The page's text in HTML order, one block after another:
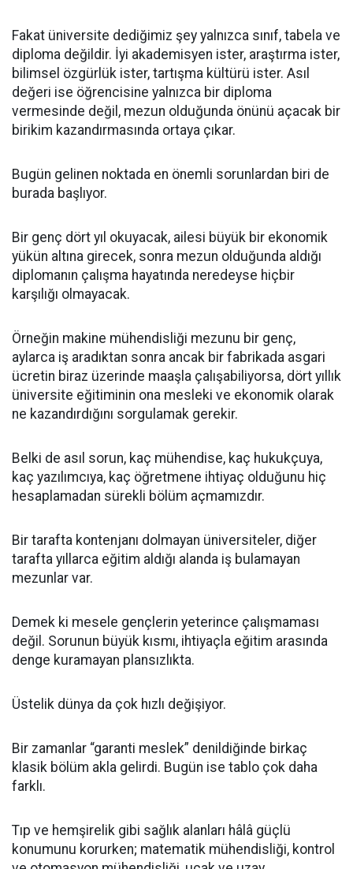
Fakat üniversite dediğimiz şey yalnızca sınıf, tabela ve
diploma değildir. İyi akademisyen ister, araştırma ister,
bilimsel özgürlük ister, tartışma kültürü ister. Asıl
değeri ise öğrencisine yalnızca bir diploma
vermesinde değil, mezun olduğunda önünü açacak bir
birikim kazandırmasında ortaya çıkar.
Bugün gelinen noktada en önemli sorunlardan biri de
burada başlıyor.
Bir genç dört yıl okuyacak, ailesi büyük bir ekonomik
yükün altına girecek, sonra mezun olduğunda aldığı
diplomanın çalışma hayatında neredeyse hiçbir
karşılığı olmayacak.
Örneğin makine mühendisliği mezunu bir genç,
aylarca iş aradıktan sonra ancak bir fabrikada asgari
ücretin biraz üzerinde maaşla çalışabiliyorsa, dört yıllık
üniversite eğitiminin ona mesleki ve ekonomik olarak
ne kazandırdığını sorgulamak gerekir.
Belki de asıl sorun, kaç mühendise, kaç hukukçuya,
kaç yazılımcıya, kaç öğretmene ihtiyaç olduğunu hiç
hesaplamadan sürekli bölüm açmamızdır.
Bir tarafta kontenjanı dolmayan üniversiteler, diğer
tarafta yıllarca eğitim aldığı alanda iş bulamayan
mezunlar var.
Demek ki mesele gençlerin yeterince çalışmaması
değil. Sorunun büyük kısmı, ihtiyaçla eğitim arasında
denge kuramayan plansızlıkta.
Üstelik dünya da çok hızlı değişiyor.
Bir zamanlar “garanti meslek” denildiğinde birkaç
klasik bölüm akla gelirdi. Bugün ise tablo çok daha
farklı.
Tıp ve hemşirelik gibi sağlık alanları hâlâ güçlü
konumunu korurken; matematik mühendisliği, kontrol